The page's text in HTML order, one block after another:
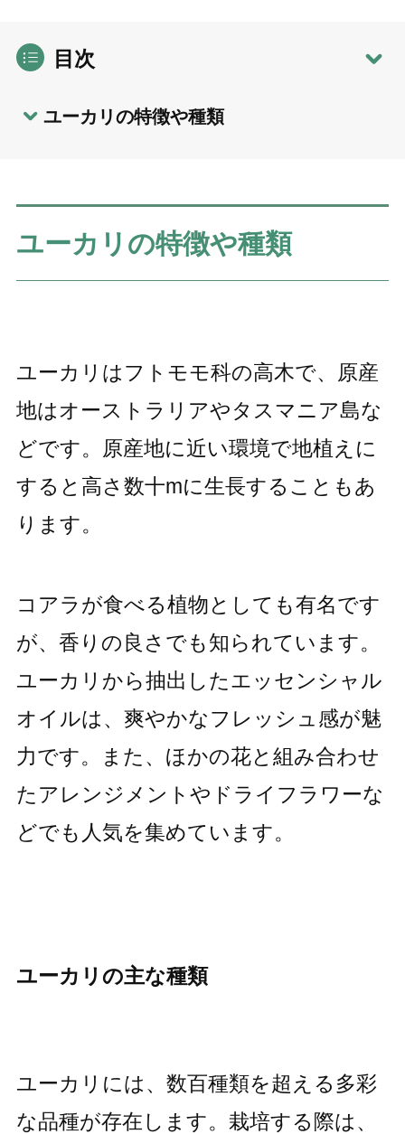
目次
ユーカリの特徴や種類
ユーカリの特徴や種類
ユーカリはフトモモ科の高木で、原産
地はオーストラリアやタスマニア島な
どです。原産地に近い環境で地植えに
すると高さ数十mに生長することもあ
ります。
コアラが食べる植物としても有名です
が、香りの良さでも知られています。
ユーカリから抽出したエッセンシャル
オイルは、爽やかなフレッシュ感が魅
力です。また、ほかの花と組み合わせ
たアレンジメントやドライフラワーな
どでも人気を集めています。
ユーカリの主な種類
ユーカリには、数百種類を超える多彩
な品種が存在します。栽培する際は、